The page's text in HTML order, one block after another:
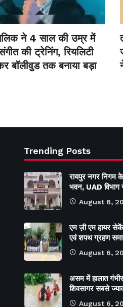
ने 4 साल की उम्र में
की ट्रेनिंग, रियलिटी
बॉलीवुड तक बनाया बड़ा
Trending Posts
रायपुर नगर निगम
भवन, UAD विभाग
August 6,
एम ज़ी एम हायर
एवं शपथ ग्रहण
August 6,
असम में हालात
शिवसागर सबसे
August 6,